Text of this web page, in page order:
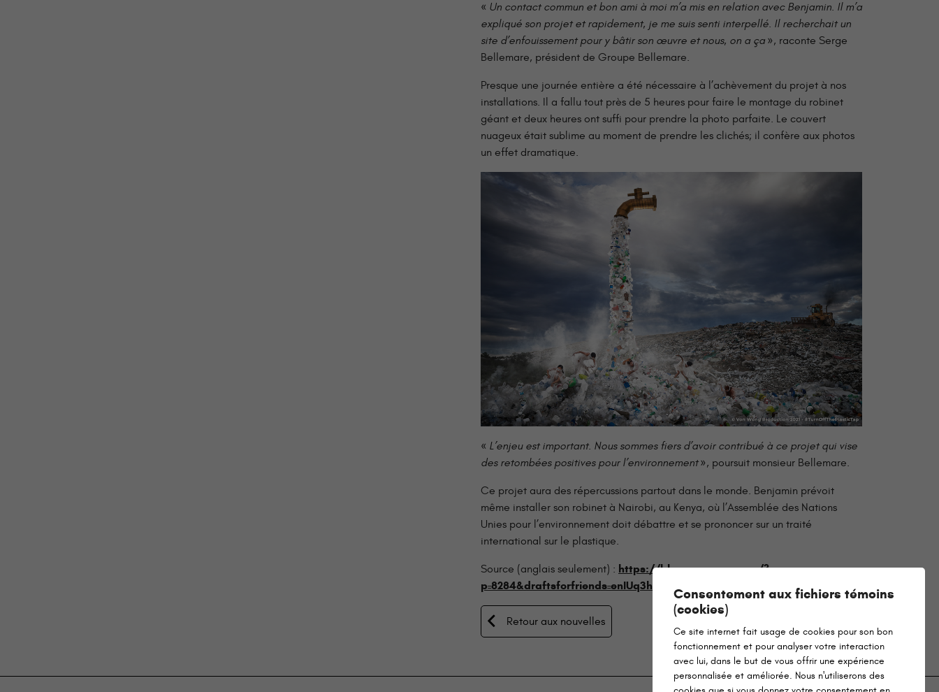
« Un contact commun et bon ami à moi m’a mis en relation avec Benjamin. Il m’a
expliqué son projet et rapidement, je me suis senti interpellé. Il recherchait un
site d’enfouissement pour y bâtir son œuvre et nous, on a ça », raconte Serge
Bellemare, président de Groupe Bellemare.
Presque une journée entière a été nécessaire à l’achèvement du projet à nos
installations. Il a fallu tout près de 5 heures pour faire le montage du robinet
géant et deux heures ont suffi pour prendre la photo parfaite. Le couvert
nuageux était sublime au moment de prendre les clichés; il confère aux photos
un effet dramatique.
« L’enjeu est important. Nous sommes fiers d’avoir contribué à ce projet qui vise
des retombées positives pour l’environnement», poursuit monsieur Bellemare.
Ce projet aura des répercussions partout dans le monde. Benjamin prévoit
même installer son robinet à Nairobi, au Kenya, où l’Assemblée des Nations
Unies pour l’environnement doit débattre et se prononcer sur un traité
international sur le plastique.
Source (anglais seulement) : https://blog.vonwong.com/?
p=8284&draftsforfriends=enIUq3holz6Ktm7cwXN8vFpWoGwezeE2
Retour aux nouvelles
Consentement aux fichiers témoins
(cookies)
Ce site internet fait usage de cookies pour son bon
fonctionnement et pour analyser votre interaction
avec lui, dans le but de vous offrir une expérience
personnalisée et améliorée. Nous n'utiliserons des